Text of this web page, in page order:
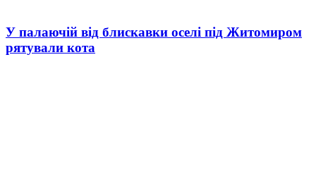
У палаючій від блискавки оселі під Житомиром
рятували кота